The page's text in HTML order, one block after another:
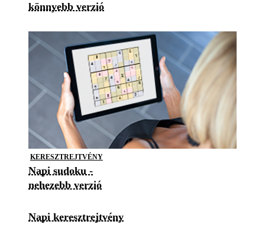
könnyebb verzió
KERESZTREJTVÉNY
Napi sudoku -
nehezebb verzió
Napi keresztrejtvény